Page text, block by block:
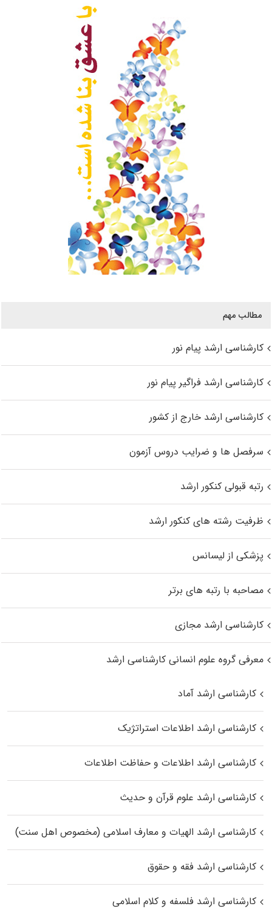
مطالب مهم
کارشناسی ارشد پیام نور
کارشناسی ارشد فراگیر پیام نور
کارشناسی ارشد خارج از کشور
سرفصل ها و ضرایب دروس آزمون
رتبه قبولی کنکور ارشد
ظرفیت رشته های کنکور ارشد
پزشکی از لیسانس
مصاحبه با رتبه های برتر
کارشناسی ارشد مجازی
معرفی گروه علوم انسانی کارشناسی ارشد
کارشناسی ارشد آماد
کارشناسی ارشد اطلاعات استراتژیک
کارشناسی ارشد اطلاعات و حفاظت اطلاعات
کارشناسی ارشد علوم قرآن و حدیث
کارشناسی ارشد الهیات و معارف اسلامی (مخصوص اهل سنت)
کارشناسی ارشد فقه و حقوق
کارشناسی ارشد فلسفه و کلام اسلامی